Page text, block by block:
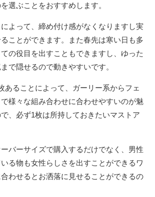
選ぶことをおすすめします。
よって、締め付け感がなくなりますし実
ことができます。また春先は寒い日も多
の役目を出すこともできますし、ゆった
で隠せるので動きやすいです。
あることによって、ガーリー系からフェ
様々な組み合わせに合わせやすいのが魅
、必ず1枚は所持しておきたいマストア
バーサイズで購入するだけでなく、男性
る物も女性らしさを出すことができるワ
わせるとお洒落に見せることができるの